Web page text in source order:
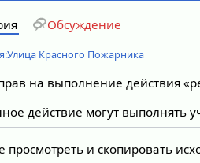
Обсуждение
Красного Пожарника
на выполнение действия
действие могут выполнять
просмотреть и скопировать